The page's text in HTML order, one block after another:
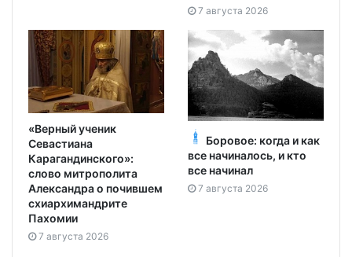
7 августа 2026
«Верный ученик
Севастиана
Карагандинского»:
слово митрополита
Александра о почившем
схиархимандрите
Пахомии
7 августа 2026
Боровое: когда и как
все начиналось, и кто
все начинал
7 августа 2026